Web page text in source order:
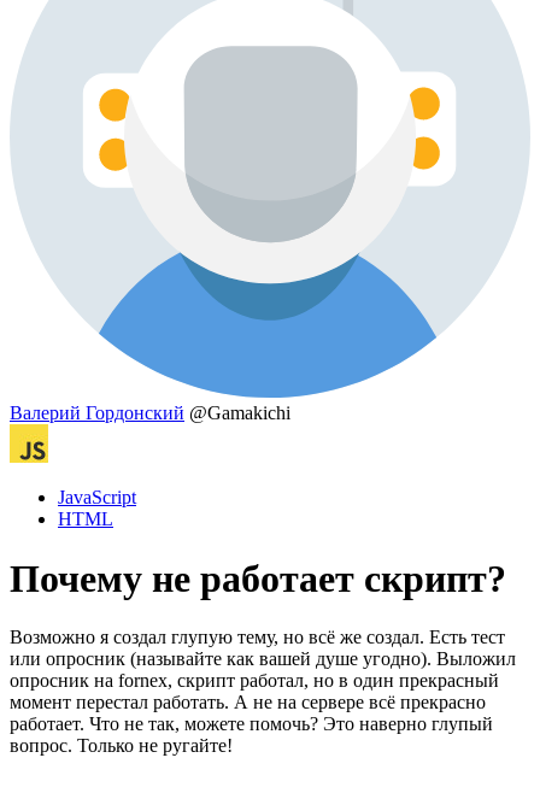
Валерий Гордонский @Gamakichi
JavaScript
HTML
Почему не работает скрипт?
Возможно я создал глупую тему, но всё же создал. Есть тест
или опросник (называйте как вашей душе угодно). Выложил
опросник на fornex, скрипт работал, но в один прекрасный
момент перестал работать. А не на сервере всё прекрасно
работает. Что не так, можете помочь? Это наверно глупый
вопрос. Только не ругайте!